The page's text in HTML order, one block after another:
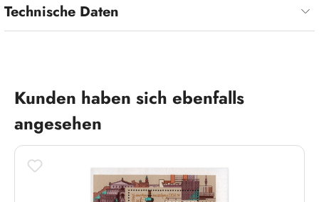
Technische Daten
Produktgalerie überspringen
Kunden haben sich ebenfalls
angesehen